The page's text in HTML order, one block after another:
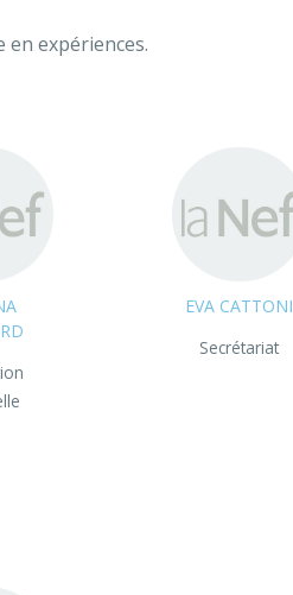
en expériences.
EVA CATTONI
Secrétariat